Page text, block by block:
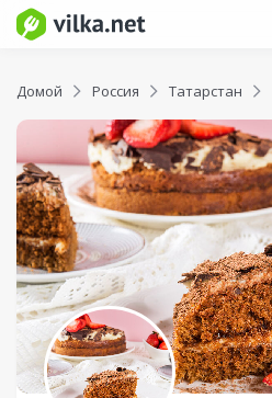
Домой Россия Татарстан